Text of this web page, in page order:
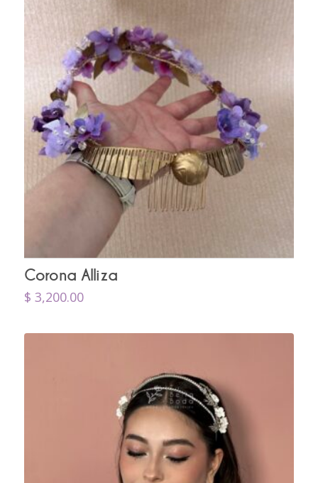
Corona Alliza
$ 3,200.00